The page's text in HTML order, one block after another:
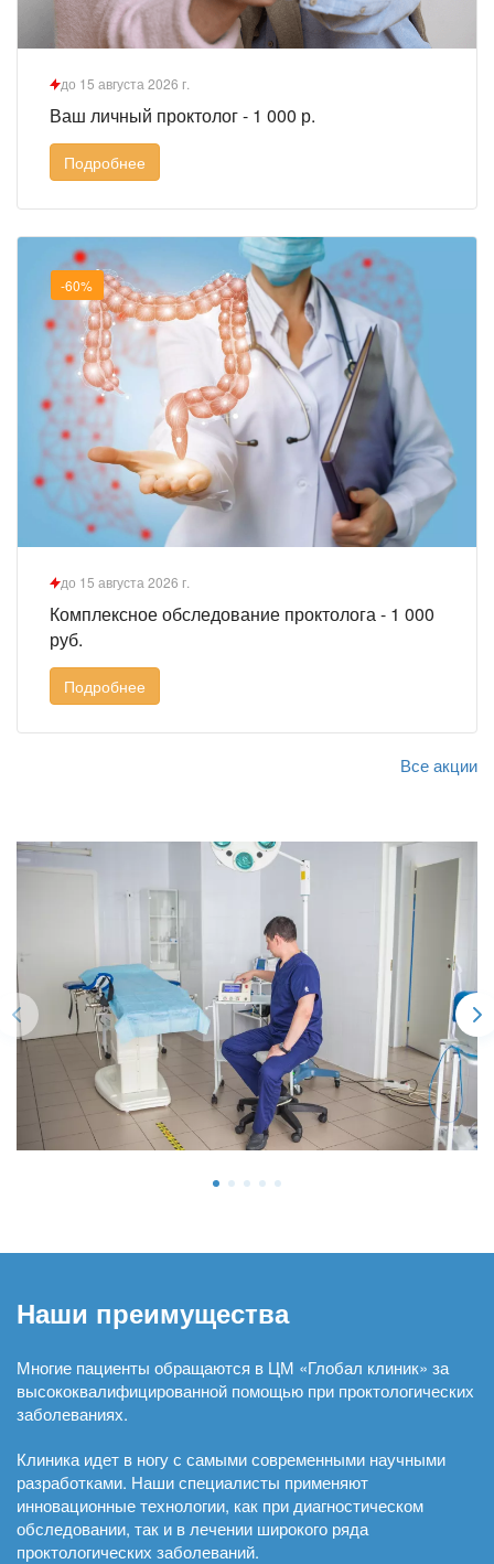
до 15 августа 2026 г.
Ваш личный проктолог - 1 000 р.
Подробнее
-60%
до 15 августа 2026 г.
Комплексное обследование проктолога - 1 000
руб.
Подробнее
Все акции
Наши преимущества
Многие пациенты обращаются в ЦМ «Глобал клиник» за
высококвалифицированной помощью при проктологических
заболеваниях.
Клиника идет в ногу с самыми современными научными
разработками. Наши специалисты применяют
инновационные технологии, как при диагностическом
обследовании, так и в лечении широкого ряда
проктологических заболеваний.